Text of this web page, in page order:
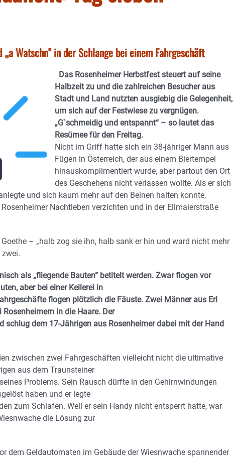
„a Watschn" in der Schlange bei einem Fahrgeschäft
Das Rosenheimer Herbstfest steuert auf seine
Halbzeit zu und die zahlreichen Besucher aus
Stadt und Land nutzten ausgiebig die Gelegenheit,
um sich auf der Festwiese zu vergnügen.
„G`schmeidig und entspannt“ – so lautet das
Resümee für den Freitag.
Nicht im Griff hatte sich ein 38-jähriger Mann aus
Fügen in Österreich, der aus einem Biertempel
hinauskomplimentiert wurde, aber partout den Ort
des Geschehens nicht verlassen wollte. Als er sich
und sich kaum mehr auf den Beinen halten konnte,
Nachtleben verzichten und in der Ellmaierstraße
– „halb zog sie ihn, halb sank er hin und ward nicht mehr
zwei.
als „fliegende Bauten“ betitelt werden. Zwar flogen vor
aber bei einer Keilerei in
flogen plötzlich die Fäuste. Zwei Männer aus Erl
in die Haare. Der
schlug dem 17-Jährigen aus Rosenheimer dabei mit der Hand
zwischen zwei Fahrgeschäften vielleicht nicht die ultimative
aus dem Traunsteiner
Problems. Sein Rausch dürfte in den Gehirnwindungen
haben und er legte
zum Schlafen. Weil er sein Handy nicht entsperrt hatte, war
die Lösung zur
dem Geldautomaten im Gebäude der Wiesnwache spannender